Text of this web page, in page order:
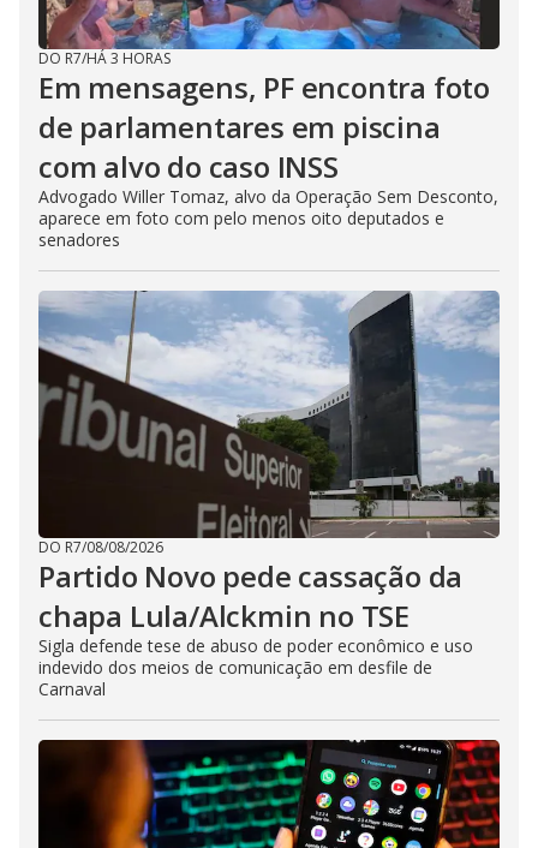
DO R7/HÁ 3 HORAS
Em mensagens, PF encontra foto
de parlamentares em piscina
com alvo do caso INSS
Advogado Willer Tomaz, alvo da Operação Sem Desconto,
aparece em foto com pelo menos oito deputados e
senadores
DO R7/08/08/2026
Partido Novo pede cassação da
chapa Lula/Alckmin no TSE
Sigla defende tese de abuso de poder econômico e uso
indevido dos meios de comunicação em desfile de
Carnaval